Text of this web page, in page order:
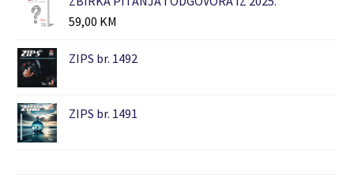
59,00 KM
ZIPS br. 1492
ZIPS br. 1491